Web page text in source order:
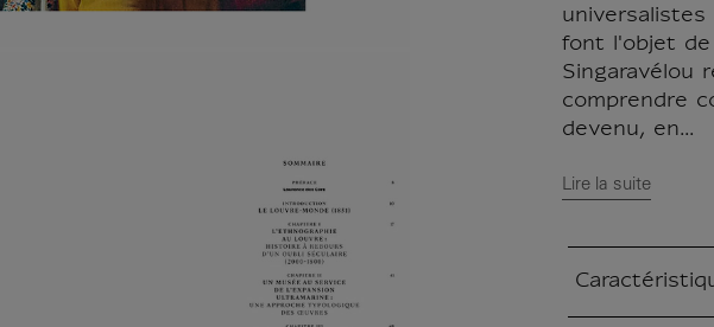
universalistes
font l'objet de
Singaravélou
comprendre
devenu, en...
Lire la suite